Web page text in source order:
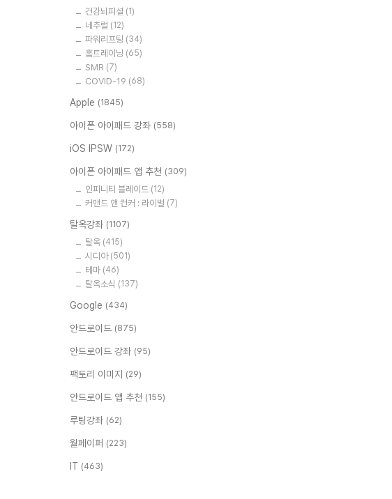
건강뇌피셜 (1)
네추럴 (12)
파워리프팅 (34)
홈트레이닝 (65)
SMR (7)
COVID-19 (68)
Apple (1845)
아이폰 아이패드 강좌 (558)
iOS IPSW (172)
아이폰 아이패드 앱 추천 (309)
인피니티 블레이드 (12)
커맨드 앤 컨커 : 라이벌 (7)
탈옥강좌 (1107)
탈옥 (415)
시디아 (501)
테마 (46)
탈옥소식 (137)
Google (434)
안드로이드 (875)
안드로이드 강좌 (95)
팩토리 이미지 (29)
안드로이드 앱 추천 (155)
루팅강좌 (62)
월페이퍼 (223)
IT (463)